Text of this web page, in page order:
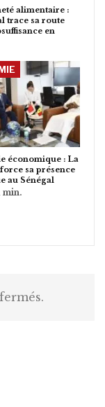
alimentaire :
trace sa route
en
économique : La
sa présence
au Sénégal